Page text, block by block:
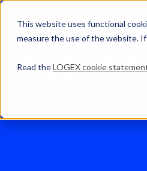
This website uses functional
measure the use of the website.
Read theLOGEX cookie